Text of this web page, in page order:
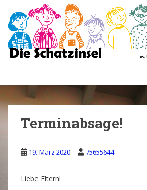
a
i
n
Terminabsage!
19. März 2020 75655644
Liebe Eltern!